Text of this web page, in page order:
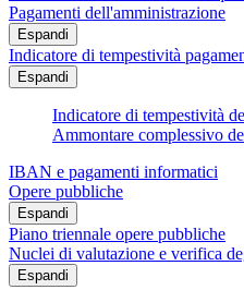
Pagamenti dell'amministrazione
Espandi
Indicatore di tempestività
Espandi
Indicatore di tempestività
Ammontare complessivo
IBAN e pagamenti informatici
Opere pubbliche
Espandi
Piano triennale opere pubbliche
Nuclei di valutazione e verifica
Espandi